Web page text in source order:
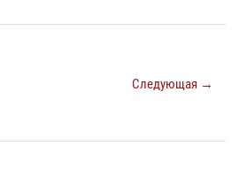
Следующая →